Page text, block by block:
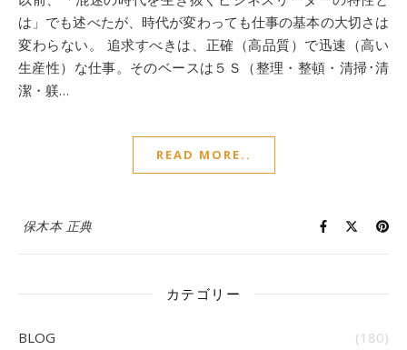
は」でも述べたが、時代が変わっても仕事の基本の大切さは
変わらない。 追求すべきは、正確（高品質）で迅速（高い
生産性）な仕事。そのベースは５Ｓ（整理・整頓・清掃･清
潔・躾…
READ MORE..
保木本 正典
カテゴリー
BLOG (180)